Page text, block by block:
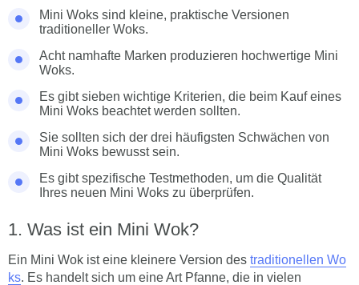
Mini Woks sind kleine, praktische Versionen
traditioneller Woks.
Acht namhafte Marken produzieren hochwertige Mini
Woks.
Es gibt sieben wichtige Kriterien, die beim Kauf eines
Mini Woks beachtet werden sollten.
Sie sollten sich der drei häufigsten Schwächen von
Mini Woks bewusst sein.
Es gibt spezifische Testmethoden, um die Qualität
Ihres neuen Mini Woks zu überprüfen.
Was ist ein Mini Wok?
Ein Mini Wok ist eine kleinere Version des traditionellen Wo
ks. Es handelt sich um eine Art Pfanne, die in vielen